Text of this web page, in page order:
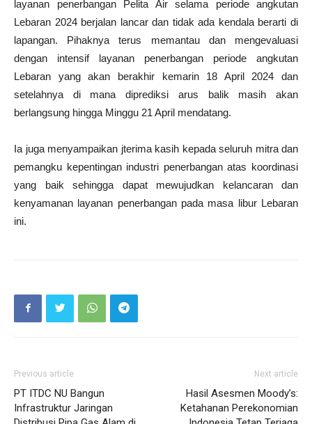
layanan penerbangan Pelita Air selama periode angkutan
Lebaran 2024 berjalan lancar dan tidak ada kendala berarti di
lapangan. Pihaknya terus memantau dan mengevaluasi
dengan intensif layanan penerbangan periode angkutan
Lebaran yang akan berakhir kemarin 18 April 2024 dan
setelahnya di mana diprediksi arus balik masih akan
berlangsung hingga Minggu 21 April mendatang.
Ia juga menyampaikan jterima kasih kepada seluruh mitra dan
pemangku kepentingan industri penerbangan atas koordinasi
yang baik sehingga dapat mewujudkan kelancaran dan
kenyamanan layanan penerbangan pada masa libur Lebaran
ini.
Previous article
PT ITDC NU Bangun
Infrastruktur Jaringan
Next article
Hasil Asesmen Moody’s:
Ketahanan Perekonomian